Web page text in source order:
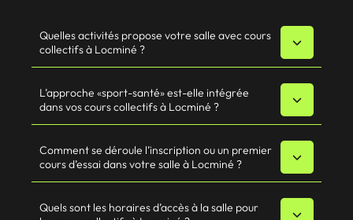
Quelles activités propose votre salle avec cours
collectifs à Locminé ?
L’approche «sport-santé» est-elle intégrée
dans vos cours collectifs à Locminé ?
Comment se déroule l’inscription ou un premier
cours d’essai dans votre salle à Locminé ?
Quels sont les horaires d’accès à la salle pour